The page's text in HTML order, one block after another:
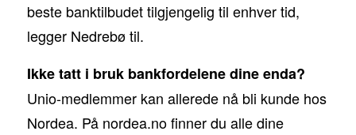
beste banktilbudet tilgjengelig til enhver tid,
legger Nedrebø til.
Ikke tatt i bruk bankfordelene dine enda?
Unio-medlemmer kan allerede nå bli kunde hos
Nordea. På nordea.no finner du alle dine